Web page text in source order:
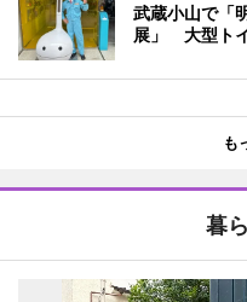
武蔵小山で「
展」 大型ト
も
暮